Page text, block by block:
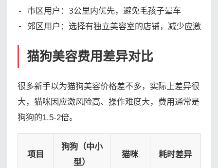
- 市区用户：3公里内优先，避免毛孩子晕车
- 郊区用户：选择有独立美容室的店铺，减少应激
猫狗美容费用差异对比
很多新手以为猫狗美容价格差不多，实际上差异很
大，猫咪因应激风险高、操作难度大，费用通常是
狗狗的1.5-2倍。
项目
狗狗（中小
型）
猫咪 耗时差异